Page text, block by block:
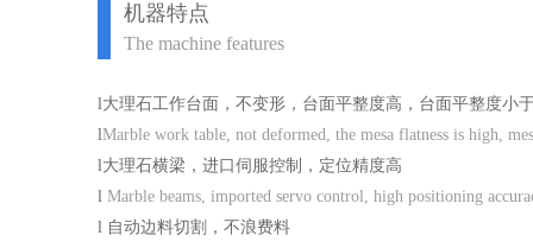
机器特点
The machine features
l大理石工作台面，不变形，台面平整度高，台面平整度小
lMarble work table, not deformed, the mesa flatness is high,
l大理石横梁，进口伺服控制，定位精度高
l Marble beams, imported servo control, high positioning
l 自动边料切割，不浪费料